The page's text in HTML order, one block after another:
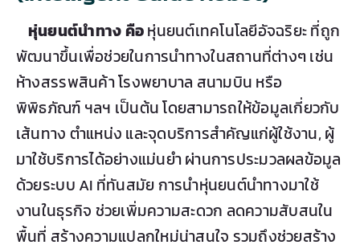
หุ่นยนต์นำทาง คือหุ่นยนต์เทคโนโลยีอัจฉริยะ ที่ถูก
พัฒนาขึ้นเพื่อช่วยในการนำทางในสถานที่ต่างๆ เช่น
ห้างสรรพสินค้า โรงพยาบาล สนามบิน หรือ
พิพิธภัณฑ์ ฯลฯ เป็นต้น โดยสามารถให้ข้อมูลเกี่ยวกับ
เส้นทาง ตำแหน่ง และจุดบริการสำคัญแก่ผู้ใช้งาน, ผู้
มาใช้บริการได้อย่างแม่นยำ ผ่านการประมวลผลข้อมูล
ด้วยระบบ AI ที่ทันสมัย การนำหุ่นยนต์นำทางมาใช้
งานในธุรกิจ ช่วยเพิ่มความสะดวก ลดความสับสนใน
พื้นที่ สร้างความแปลกใหม่น่าสนใจ รวมถึงช่วยสร้าง